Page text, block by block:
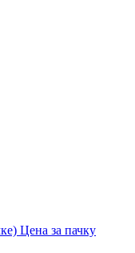
Цена за пачку